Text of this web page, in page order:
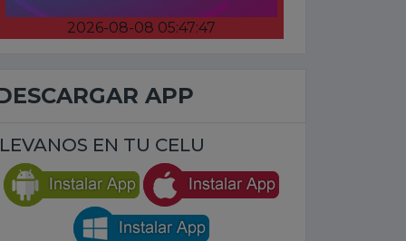
2026-08-08 05:47:47
APP
EN TU CELU